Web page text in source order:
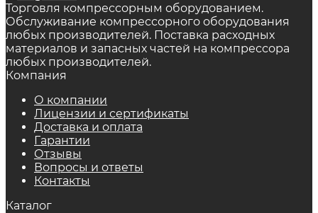
Торговля компрессорным оборудованием.
Обслуживание компрессорного оборудования
любых производителей. Поставка расходных
материалов и запасных частей на компрессора
любых производителей.
Компания
О компании
Лицензии и сертификаты
Доставка и оплата
Гарантии
Отзывы
Вопросы и ответы
Контакты
Каталог